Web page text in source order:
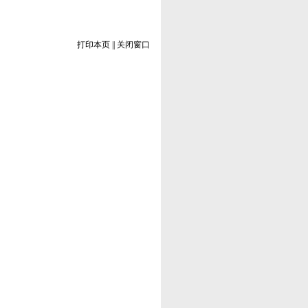
打印本页|| 关闭窗口